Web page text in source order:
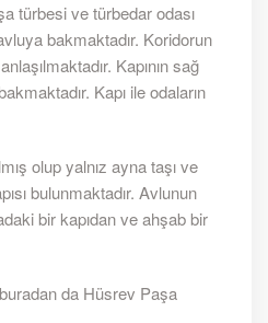
türbesi ve türbedar odası
bakmaktadır. Koridorun
Kapının sağ
Kapı ile odaların
olup yalnız ayna taşı ve
bulunmaktadır. Avlunun
bir kapıdan ve ahşab bir
da Hüsrev Paşa